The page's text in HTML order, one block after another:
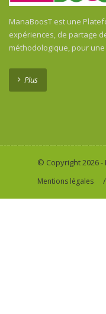
ManaBoosT est une
expériences, de partage
méthodologique, pour
Plus
© Copyright 2026
Mentions légales /